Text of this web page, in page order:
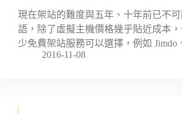
現在架站的難度與五年、十年前已不
語，除了虛擬主機價格幾乎貼近成本
少免費架站服務可以選擇，例如 Jimdo
2016-11-08